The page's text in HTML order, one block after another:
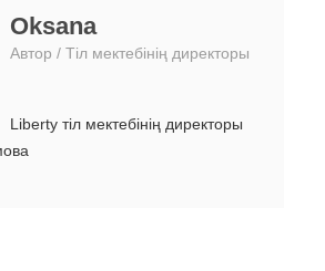
Oksana
Автор / Тіл мектебінің директоры
Liberty тіл мектебінің директоры